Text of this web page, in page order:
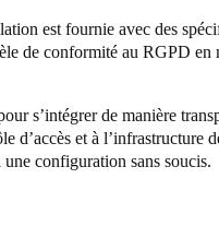
est fournie avec des
de conformité au RGPD en
s’intégrer de manière
d’accès et à l’infrastructure
configuration sans soucis.